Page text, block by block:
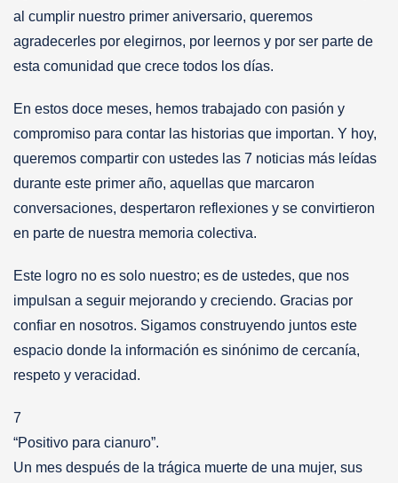
al cumplir nuestro primer aniversario, queremos
agradecerles por elegirnos, por leernos y por ser parte de
esta comunidad que crece todos los días.
En estos doce meses, hemos trabajado con pasión y
compromiso para contar las historias que importan. Y hoy,
queremos compartir con ustedes las 7 noticias más leídas
durante este primer año, aquellas que marcaron
conversaciones, despertaron reflexiones y se convirtieron
en parte de nuestra memoria colectiva.
Este logro no es solo nuestro; es de ustedes, que nos
impulsan a seguir mejorando y creciendo. Gracias por
confiar en nosotros. Sigamos construyendo juntos este
espacio donde la información es sinónimo de cercanía,
respeto y veracidad.
7
“Positivo para cianuro”.
Un mes después de la trágica muerte de una mujer, sus